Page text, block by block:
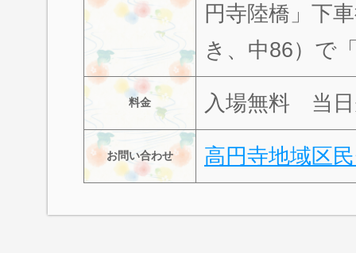
円寺陸橋」下
き、中86）で
料金 入場無料 当
お問い合わせ 高円寺地域区